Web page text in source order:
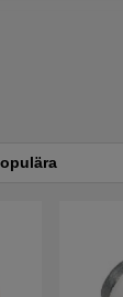
och
125LD